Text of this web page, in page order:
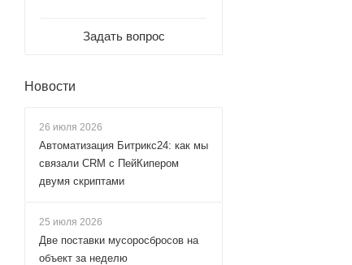
Задать вопрос
Новости
26 июля 2026
Автоматизация Битрикс24: как мы
связали CRM с ПейКипером
двумя скриптами
25 июля 2026
Две поставки мусоросбросов на
объект за неделю